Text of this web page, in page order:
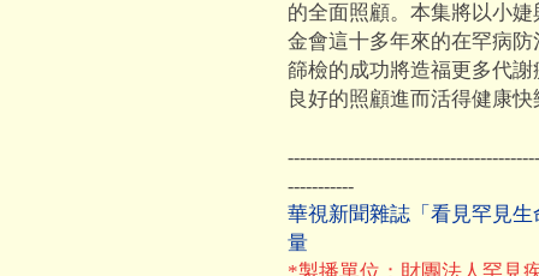
的全面照顧。本集將以小
金會這十多年來的在罕病
篩檢的成功將造福更多代
良好的照顧進而活得健康快
-----------
華視新聞雜誌「看見罕見
量